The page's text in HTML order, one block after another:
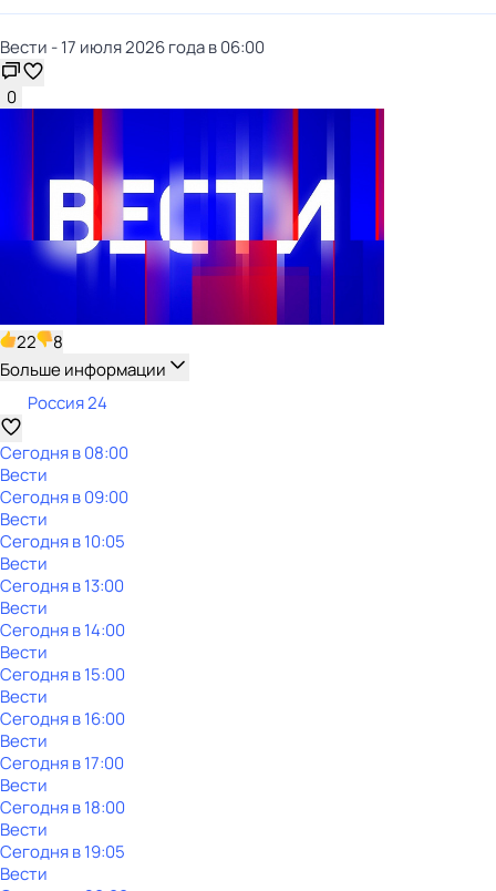
Вести - 17 июля 2026 года в 06:00
0
22
8
Больше информации
Россия 24
Сегодня в 08:00
Вести
Сегодня в 09:00
Вести
Сегодня в 10:05
Вести
Сегодня в 13:00
Вести
Сегодня в 14:00
Вести
Сегодня в 15:00
Вести
Сегодня в 16:00
Вести
Сегодня в 17:00
Вести
Сегодня в 18:00
Вести
Сегодня в 19:05
Вести